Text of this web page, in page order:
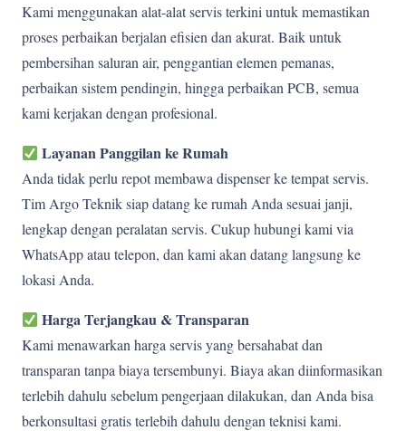
Kami menggunakan alat-alat servis terkini untuk memastikan
proses perbaikan berjalan efisien dan akurat. Baik untuk
pembersihan saluran air, penggantian elemen pemanas,
perbaikan sistem pendingin, hingga perbaikan PCB, semua
kami kerjakan dengan profesional.
Layanan Panggilan ke Rumah
Anda tidak perlu repot membawa dispenser ke tempat servis.
Tim Argo Teknik siap datang ke rumah Anda sesuai janji,
lengkap dengan peralatan servis. Cukup hubungi kami via
WhatsApp atau telepon, dan kami akan datang langsung ke
lokasi Anda.
Harga Terjangkau & Transparan
Kami menawarkan harga servis yang bersahabat dan
transparan tanpa biaya tersembunyi. Biaya akan diinformasikan
terlebih dahulu sebelum pengerjaan dilakukan, dan Anda bisa
berkonsultasi gratis terlebih dahulu dengan teknisi kami.